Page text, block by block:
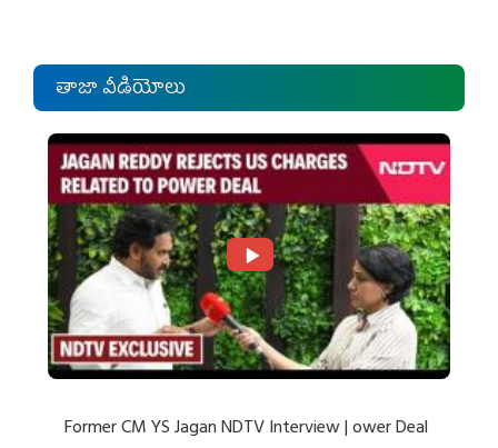
తాజా వీడియోలు
Former CM YS Jagan NDTV Interview | ower Deal